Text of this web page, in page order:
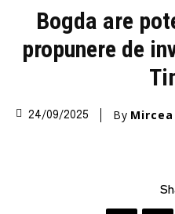
Bogda are
propunere de
24/09/2025 By